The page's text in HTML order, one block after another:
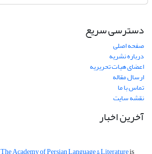
دسترسی سریع
صفحه اصلی
درباره نشریه
اعضای هیات تحریریه
ارسال مقاله
تماس با ما
نقشه سایت
آخرین اخبار